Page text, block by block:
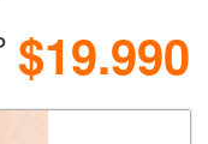
$19.990